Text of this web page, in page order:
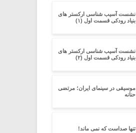
نشست آسیب شناسی ارکستر های
بنیاد رودکی قسمت اول (۱)
نشست آسیب شناسی ارکستر های
بنیاد رودکی قسمت اول (۲)
موسیقی در سینمای ایران؛ مرتضی
حنانه
تنها صداست که نمی ماند!